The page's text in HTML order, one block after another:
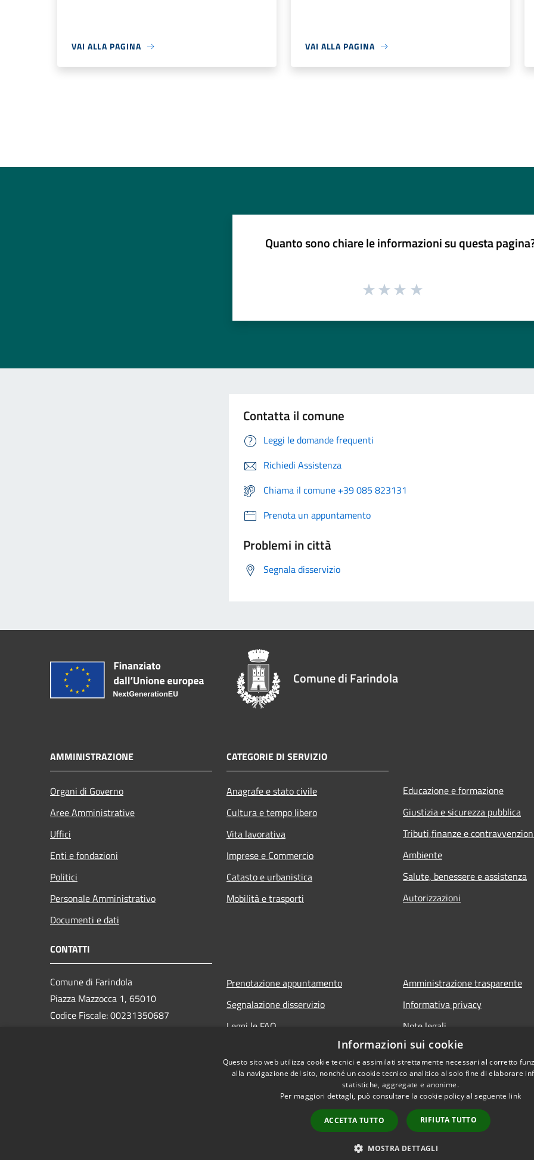
VAI ALLA PAGINA VAI ALLA PAGINA
Quanto sono chiare le informazioni su questa
Contatta il comune
Leggi le domande frequenti
Richiedi Assistenza
Chiama il comune +39 085 823131
Prenota un appuntamento
Problemi in città
Segnala disservizio
Comune di Farindola
AMMINISTRAZIONE
Organi di Governo
Aree Amministrative
Uffici
Enti e fondazioni
Politici
Personale Amministrativo
Documenti e dati
CATEGORIE DI SERVIZIO
Anagrafe e stato civile
Cultura e tempo libero
Vita lavorativa
Imprese e Commercio
Catasto e urbanistica
Mobilità e trasporti
Educazione e formazione
Giustizia e sicurezza pubblica
Tributi,finanze e
Ambiente
Salute, benessere e assistenza
Autorizzazioni
CONTATTI
Comune di Farindola
Piazza Mazzocca 1, 65010
Codice Fiscale: 00231350687
Prenotazione appuntamento
Segnalazione disservizio
Leggi le FAQ
Amministrazione trasparente
Informativa privacy
Note legali
Dichiarazione di accessibilità
Copyright © 2026 • Comune di
Informazioni sui cookie
Questo sito web utilizza cookie tecnici e assimilati strettamente necessari al corretto
alla navigazione del sito, nonché un cookie tecnico analitico al solo fine di elaborare
statistiche, aggregate e anonime.
Per maggiori dettagli, può consultare la cookie policy al seguente link
ACCETTA TUTTO RIFIUTA TUTTO
MOSTRA DETTAGLI